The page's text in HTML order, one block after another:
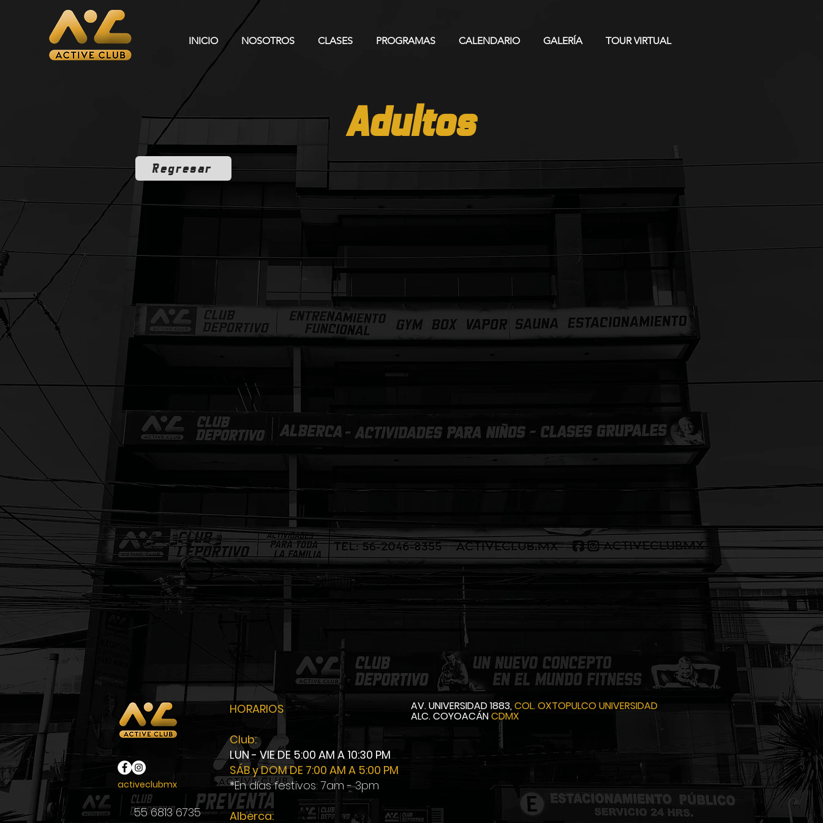
INICIO NOSOTROS CLASES PROGRAMAS CALENDARIO GALERÍA TOUR VIRTUAL
Adultos
Regresar
activeclubmx
55 6813 6735
HORARIOS
Club:
LUN - VIE DE 5:00 AM A 10:30 PM
SÁB y DOM DE 7:00 AM A 5:00 PM
*En días festivos: 7am - 3pm
Alberca:
AV. UNIVERSIDAD 1883,COL. OXTOPULCOUNIVERSIDAD
ALC. COYOACÁNCDMX